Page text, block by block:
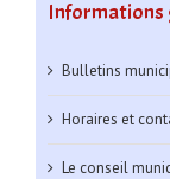
Informations
Bulletins
Horaires et
Le conseil